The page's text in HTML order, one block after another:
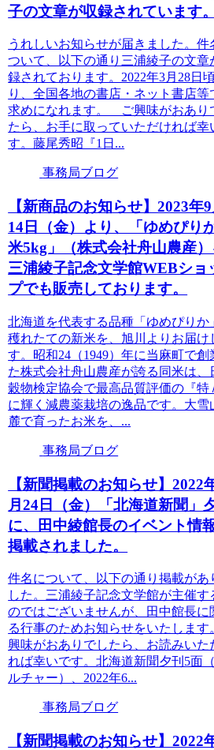
子の文章が収録されています。
うれしいお知らせが届きました。件
ついて、以下の通り三浦綾子の文章
録されております。2022年3月28日
り、全国各地の書店・ネット書店等
求めになれます。 ご興味がおあり
たら、お手に取っていただければ幸
す。藤尾秀昭『1日...
事務局ブログ
【新商品のお知らせ】2023年9
14日（金）より、「ゆめぴり
米5kg」（株式会社舟山農産）
三浦綾子記念文学館WEBショ
プでも販売しております。
北海道を代表する品種「ゆめぴりか
穫れたての新米を、旭川よりお届け
す。昭和24（1949）年に当麻町で創
た株式会社舟山農産が誇る同米は、
穀物検定協会で最高品質評価の『特
に輝く減農薬栽培の逸品です。大雪
麓で育ったお米を、...
事務局ブログ
【新聞掲載のお知らせ】2022
月24日（金）「北海道新聞」
に、田中綾館長のイベント情
掲載されました。
件名について、以下の通り掲載があ
した。三浦綾子記念文学館が主催す
のではございませんが、田中館長に
る行事のためお知らせをいたします
興味がおありでしたら、お読みいた
れば幸いです。北海道新聞夕刊5面
ルチャー）、2022年6...
事務局ブログ
【新聞掲載のお知らせ】2022